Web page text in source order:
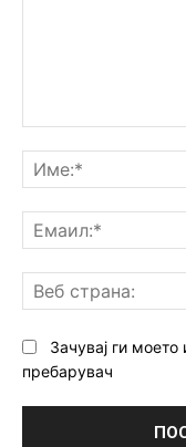
Зачувај ги
пребарувач